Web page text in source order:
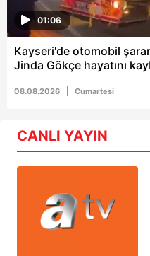
01:06
Kayseri'de otomobil
Jinda Gökçe hayatını
08.08.2026 Cumartesi
CANLI YAYIN